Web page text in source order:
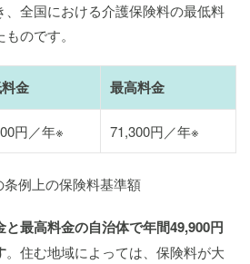
全国における介護保険料の最低料
のです。
金 最高料金
円／年※ 71,300円／年※
例上の保険料基準額
最高料金の自治体で年間49,900円
。住む地域によっては、保険料が大